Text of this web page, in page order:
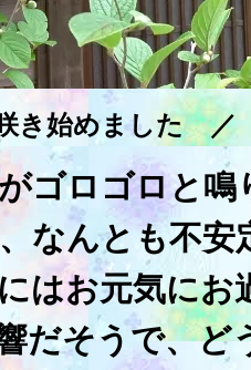
き始めました
ゴロゴロと鳴
なんとも不安
はお元気にお
だそうで、ど